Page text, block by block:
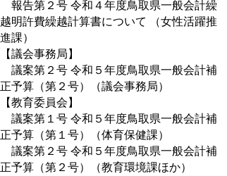
報告第２号 令和４年度鳥取県一般会計繰
越明許費繰越計算書について （女性活躍推
進課）
【議会事務局】
議案第２号 令和５年度鳥取県一般会計補
正予算（第２号）（議会事務局）
【教育委員会】
議案第１号 令和５年度鳥取県一般会計補
正予算（第１号）（体育保健課）
議案第２号 令和５年度鳥取県一般会計補
正予算（第２号）（教育環境課ほか）